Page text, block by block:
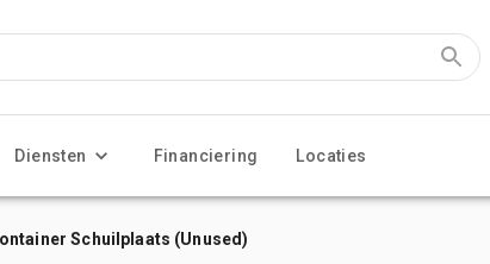
Diensten Financiering Locaties
Schuilplaats (Unused)